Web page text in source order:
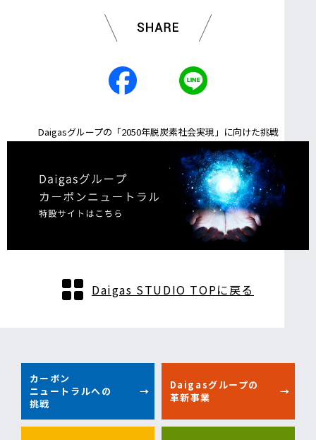
Daigasグループの「2050年脱炭素社会実現」に向けた挑戦
Daigas STUDIO TOPに戻る
カーボン
ニュートラルへの
挑戦
Daigasグループの
革新事業